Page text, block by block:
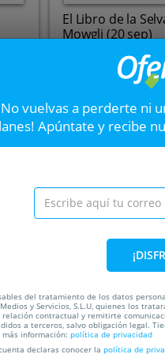
El Libro de la
Mowgli (20 sep)
Parque de la
Av. del
Molina De
vuelvas a perderte ni
Apúntate y recibe
del tratamiento de los datos
y Servicios, S.L.U, quienes los
contractual y remitirte
a terceros, salvo obligación legal.
información: política de privacidad
declaras conocer la política de